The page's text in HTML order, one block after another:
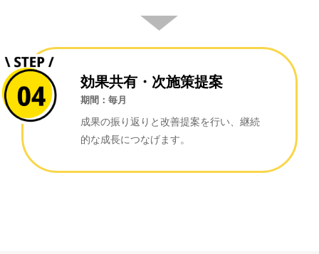
▼
効果共有・次施策提案
期間：毎月
成果の振り返りと改善提案を行い、継続
的な成長につなげます。